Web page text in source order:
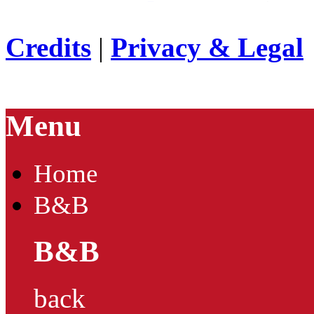
Credits | Privacy & Legal
Menu
Home
B&B
B&B
back